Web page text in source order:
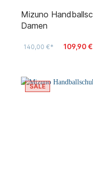
Mizuno
Damen
140,00 €* 109,90
SALE